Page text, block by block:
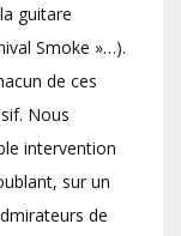
guitare
Smoke »…).
de ces
Nous
intervention
sur un
de